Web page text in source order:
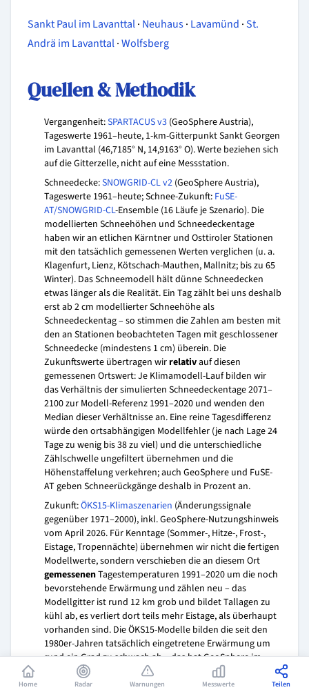
Sankt Paul im Lavanttal· Neuhaus· Lavamünd ·St.
Andrä im Lavanttal·Wolfsberg
Quellen & Methodik
Vergangenheit:SPARTACUS v3 (GeoSphere Austria),
Tageswerte 1961–heute, 1-km-Gitterpunkt Sankt Georgen
im Lavanttal (46,7185° N, 14,9163° O). Werte beziehen sich
auf die Gitterzelle, nicht auf eine Messstation.
Schneedecke:SNOWGRID-CL v2 (GeoSphere Austria),
Tageswerte 1961–heute; Schnee-Zukunft: FuSE-
AT/SNOWGRID-CL-Ensemble (16 Läufe je Szenario). Die
modellierten Schneehöhen und Schneedeckentage
haben wir an etlichen Kärntner und Osttiroler Stationen
mit den tatsächlich gemessenen Werten verglichen (u. a.
Klagenfurt, Lienz, Kötschach-Mauthen, Mallnitz; bis zu 65
Winter). Das Schneemodell hält dünne Schneedecken
etwas länger als die Realität. Ein Tag zählt bei uns deshalb
erst ab 2 cm modellierter Schneehöhe als
Schneedeckentag – so stimmen die Zahlen am besten mit
den an Stationen beobachteten Tagen mit geschlossener
Schneedecke (mindestens 1 cm) überein. Die
Zukunftswerte übertragen wirrelativauf diesen
gemessenen Ortswert: Je Klimamodell-Lauf bilden wir
das Verhältnis der simulierten Schneedeckentage 2071–
2100 zur Modell-Referenz 1991–2020 und wenden den
Median dieser Verhältnisse an. Eine reine Tagesdifferenz
würde den ortsabhängigen Modellfehler (je nach Lage 24
Tage zu wenig bis 38 zu viel) und die unterschiedliche
Zählschwelle ungefiltert übernehmen und die
Höhenstaffelung verkehren; auch GeoSphere und FuSE-
AT geben Schneerückgänge deshalb in Prozent an.
Zukunft:ÖKS15-Klimaszenarien (Änderungssignale
gegenüber 1971–2000), inkl. GeoSphere-Nutzungshinweis
vom April 2026. Für Kenntage (Sommer-, Hitze-, Frost-,
Eistage, Tropennächte) übernehmen wir nicht die fertigen
Modellwerte, sondern verschieben die an diesem Ort
gemessenenTagestemperaturen 1991–2020 um die noch
bevorstehende Erwärmung und zählen neu – das
Modellgitter ist rund 12 km grob und bildet Tallagen zu
kühl ab, es verliert dort teils mehr Eistage, als überhaupt
vorhanden sind. Die ÖKS15-Modelle bilden die seit den
1980er-Jahren tatsächlich eingetretene Erwärmung um
rund ein Grad zu schwach ab – das hat GeoSphere im
April 2026 selbst festgehalten und rät seither von der
ungeprüften Verwendung der Rohwerte ab. Wir rechnen
Home Radar Warnungen Messwerte Teilen